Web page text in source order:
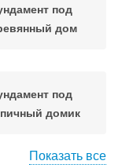
под
дом
под
домик
Показать все